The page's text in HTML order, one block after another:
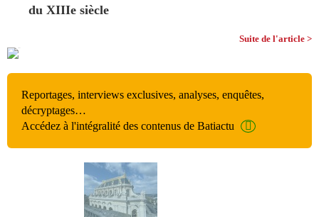
du XIIIe siècle
Suite de l'article >
Reportages, interviews exclusives, analyses, enquêtes,
décryptages…
Accédez à l'intégralité des contenus de Batiactu